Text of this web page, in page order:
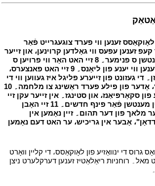
לאָוקאַסס זענען ווי פערד צוגעגרייט פֿאַר
זענען עפּעס ווי גאָלדען קרוינען، און זייער
פנימער זענען ווי מענטשן ס פנימער۔ 8 זיי האט האָר ווי פרויען ס
האָר، און זייער ציין זענען ווי יענע פון ליאָנס۔ 9 זיי האט פאנצערס،
די געזונט פון זייערע פליגל איז געווען ווי די
געזונט פון טשעריאַץ، אָדער פון פילע פערד ראַשינג צו מלחמה۔ 10
פון סקאָרפּיאַנז، און סטינגז۔ אין זייער עקן זיי
האָבן מאַכט צו שאַטן מענטשן פֿאַר פינף חדשים۔ 11 זיי האָבן
מלאך פון דער תהום۔ זיין נאָמען אין
אָבער אין גריכיש، ער האט דעם נאָמען
גרוס די ינוואַזיע פון לאָוקאַסס، די קליין וואָרט
מאל۔ רוחניות ריאַלאַטיז זענען דערקלערט ניצן